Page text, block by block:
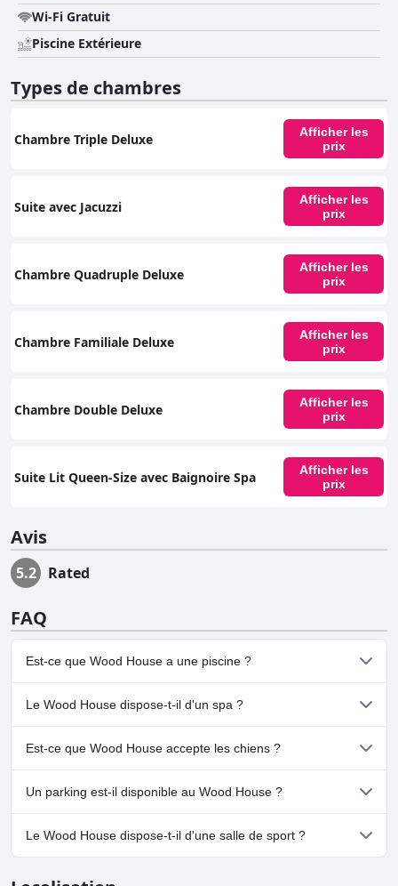
Wi-Fi Gratuit
Piscine Extérieure
Types de chambres
Chambre Triple Deluxe
Afficher les
prix
Suite avec Jacuzzi
Afficher les
prix
Chambre Quadruple Deluxe
Afficher les
prix
Chambre Familiale Deluxe
Afficher les
prix
Chambre Double Deluxe
Afficher les
prix
Suite Lit Queen-Size avec Baignoire Spa
Afficher les
prix
Avis
5.2 Rated
FAQ
Est-ce que Wood House a une piscine ?
Oui, Wood House dispose de piscine(s) appartenant à une ou
plusieurs des catégories suivantes : Piscine Extérieure.
Le Wood House dispose-t-il d'un spa ?
Non, il n'y a pas de spa à Wood House.
Est-ce que Wood House accepte les chiens ?
Non, Wood House n'accepte pas les chiens.
Un parking est-il disponible au Wood House ?
Oui, un parking est disponible à Wood House.
Le Wood House dispose-t-il d'une salle de sport ?